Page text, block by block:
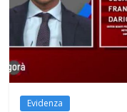
Evidenza